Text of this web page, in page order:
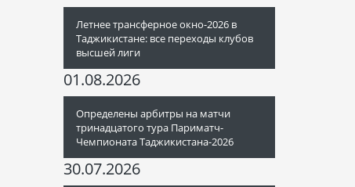
Летнее трансферное окно-2026 в
Таджикистане: все переходы клубов
высшей лиги
01.08.2026
Определены арбитры на матчи
тринадцатого тура Париматч-
Чемпионата Таджикистана-2026
30.07.2026